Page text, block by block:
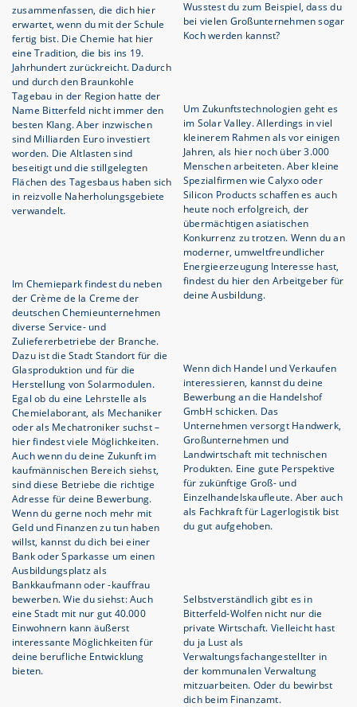
zusammenfassen, die dich hier
erwartet, wenn du mit der Schule
fertig bist. Die Chemie hat hier
eine Tradition, die bis ins 19.
Jahrhundert zurückreicht. Dadurch
und durch den Braunkohle
Tagebau in der Region hatte der
Name Bitterfeld nicht immer den
besten Klang. Aber inzwischen
sind Milliarden Euro investiert
worden. Die Altlasten sind
beseitigt und die stillgelegten
Flächen des Tagesbaus haben sich
in reizvolle Naherholungsgebiete
verwandelt.
Im Chemiepark findest du neben
der Crème de la Creme der
deutschen Chemieunternehmen
diverse Service- und
Zuliefererbetriebe der Branche.
Dazu ist die Stadt Standort für die
Glasproduktion und für die
Herstellung von Solarmodulen.
Egal ob du eine Lehrstelle als
Chemielaborant, als Mechaniker
oder als Mechatroniker suchst –
hier findest viele Möglichkeiten.
Auch wenn du deine Zukunft im
kaufmännischen Bereich siehst,
sind diese Betriebe die richtige
Adresse für deine Bewerbung.
Wenn du gerne noch mehr mit
Geld und Finanzen zu tun haben
willst, kannst du dich bei einer
Bank oder Sparkasse um einen
Ausbildungsplatz als
Bankkaufmann oder -kauffrau
bewerben. Wie du siehst: Auch
eine Stadt mit nur gut 40.000
Einwohnern kann äußerst
interessante Möglichkeiten für
deine berufliche Entwicklung
bieten.
Wusstest du zum Beispiel, dass du
bei vielen Großunternehmen sogar
Koch werden kannst?
Um Zukunftstechnologien geht es
im Solar Valley. Allerdings in viel
kleinerem Rahmen als vor einigen
Jahren, als hier noch über 3.000
Menschen arbeiteten. Aber kleine
Spezialfirmen wie Calyxo oder
Silicon Products schaffen es auch
heute noch erfolgreich, der
übermächtigen asiatischen
Konkurrenz zu trotzen. Wenn du an
moderner, umweltfreundlicher
Energieerzeugung Interesse hast,
findest du hier den Arbeitgeber für
deine Ausbildung.
Wenn dich Handel und Verkaufen
interessieren, kannst du deine
Bewerbung an die Handelshof
GmbH schicken. Das
Unternehmen versorgt Handwerk,
Großunternehmen und
Landwirtschaft mit technischen
Produkten. Eine gute Perspektive
für zukünftige Groß- und
Einzelhandelskaufleute. Aber auch
als Fachkraft für Lagerlogistik bist
du gut aufgehoben.
Selbstverständlich gibt es in
Bitterfeld-Wolfen nicht nur die
private Wirtschaft. Vielleicht hast
du ja Lust als
Verwaltungsfachangestellter in
der kommunalen Verwaltung
mitzuarbeiten. Oder du bewirbst
dich beim Finanzamt.